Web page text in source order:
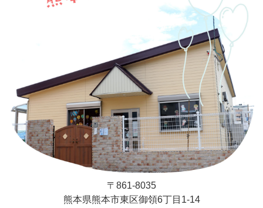
〒861-8035
熊本県熊本市東区御領6丁目1-14